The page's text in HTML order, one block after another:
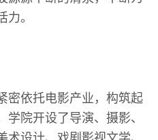
。
密依托电影产业，构筑起
院开设了导演、摄影、